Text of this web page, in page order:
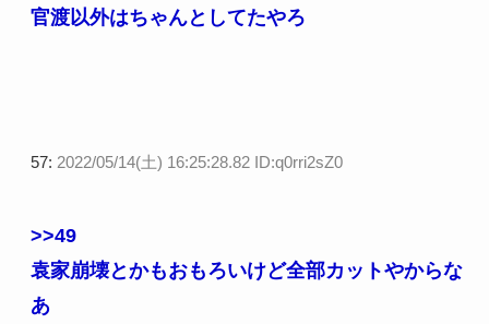
官渡以外はちゃんとしてたやろ
57: 2022/05/14(土) 16:25:28.82 ID:q0rri2sZ0
>>49
袁家崩壊とかもおもろいけど全部カットやからな
あ